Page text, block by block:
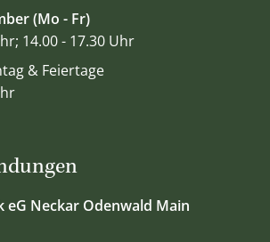
eG Neckar Odenwald Main
(Mo - Fr)
14.00 - 17.30 Uhr
& Feiertage